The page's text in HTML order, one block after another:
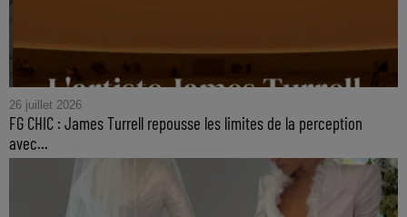
26 juillet 2026
FG CHIC : James Turrell repousse les limites de la perception
avec...